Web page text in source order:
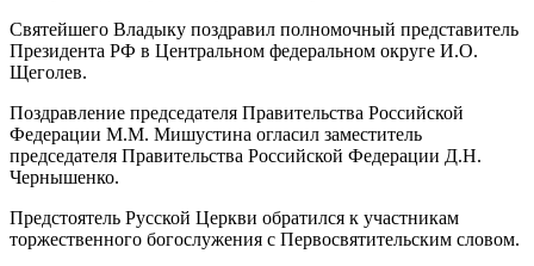
Святейшего Владыку поздравил полномочный представитель
Президента РФ в Центральном федеральном округе И.О.
Щеголев.
Поздравление председателя Правительства Российской
Федерации М.М. Мишустина огласил заместитель
председателя Правительства Российской Федерации Д.Н.
Чернышенко.
Предстоятель Русской Церкви обратился к участникам
торжественного богослужения с Первосвятительским словом.